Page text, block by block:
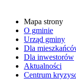
Mapa strony
O gminie
Urząd gminy
Dla
Dla inwestorów
Aktualności
Centrum